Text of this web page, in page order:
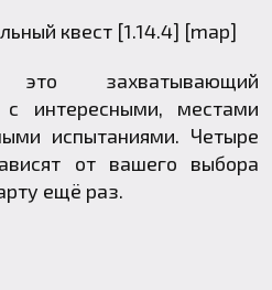
это захватывающий
с интересными, местами
испытаниями. Четыре
от вашего выбора
ещё раз.